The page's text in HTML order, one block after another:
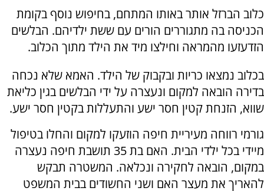
כלוב הברזל אותר באותו המתחם, בחיפוש נוסף בקומת
הכניסה בה מתגוררים הורים עם ששת ילדיהם. הבלשים
הזדעזעו מהמראה וחילצו מיד את הילד מתוך הכלוב.
בכלוב נמצאו כריות ובקבוק של הילד. האמא שלא נכחה
בדירה הובאה למקום ונעצרה על ידי הבלשים בגין כליאת
שווא, הזנחת קטין חסר ישע והתעללות בקטין חסר ישע.
גורמי רווחה מעיריית חיפה הוזעקו למקום והחלו בטיפול
מיידי בכל ילדי הבית. האם בת 35 תושבת חיפה נעצרה
במקום, הובאה לחקירה ונכלאה. המשטרה תבקש
להאריך את מעצר האם ושני החשודים בבית המשפט